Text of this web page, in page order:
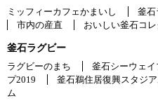
ミッフィーカフェかまいし
釜石
市内の産直
おいしい釜石コ
釜石ラグビー
ラグビーのまち
釜石シーウェイ
プ2019
釜石鵜住居復興スタジ
ム